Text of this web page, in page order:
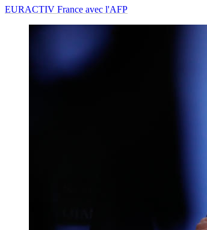
EURACTIV France avec l'AFP